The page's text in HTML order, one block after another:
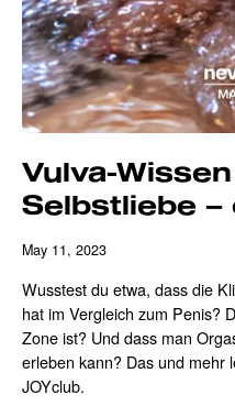
Vulva-
Selbstliebe –
May 11, 2023
Wusstest du etwa, dass die
hat im Vergleich zum Penis?
Zone ist? Und dass man
erleben kann? Das und mehr
JOYclub.